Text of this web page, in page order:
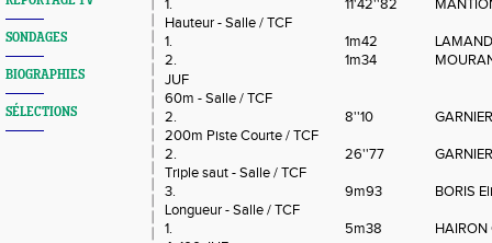
SONDAGES
BIOGRAPHIES
SÉLECTIONS
1.
11'42''82
Hauteur - Salle / TCF
1.
1m42
2.
1m34
JUF
60m - Salle / TCF
2.
8''10
200m Piste Courte / TCF
2.
26''77
Triple saut - Salle / TCF
3.
9m93
BORIS
Longueur - Salle / TCF
1.
5m38